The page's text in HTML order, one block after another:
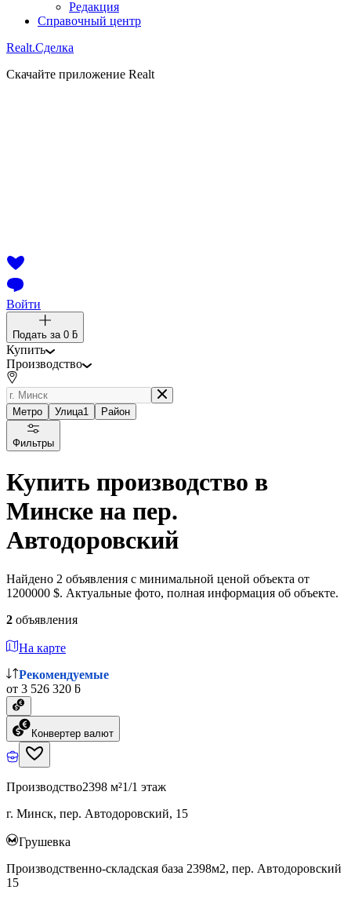
Редакция
Справочный центр
Realt.Сделка
Скачайте приложение Realt
Войти
Подать за 0 ƃ
Купить
Производство
Метро Улица1 Район
Фильтры
Купить производство в
Минске на пер.
Автодоровский
Найдено 2 объявления с минимальной ценой объекта от
1200000 $. Актуальные фото, полная информация об объекте.
2 объявления
На карте
Рекомендуемые
от 3 526 320 ƃ
Конвертер валют
Производство2398 м²1/1 этаж
г. Минск, пер. Автодоровский, 15
Грушевка
Производственно-складская база 2398м2, пер. Автодоровский
15